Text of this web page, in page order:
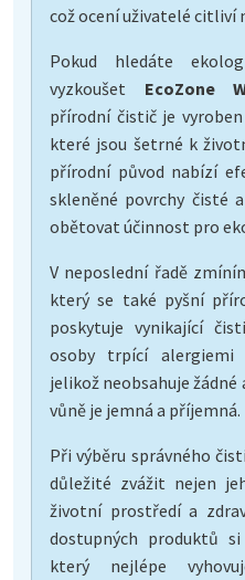
což ocení uživatelé citliví
Pokud hledáte
vyzkoušet EcoZone
přírodní čistič je
které jsou šetrné k
přírodní původ nabízí
skleněné povrchy čisté
obětovat účinnost pro
V neposlední řadě
který se také pyšní
poskytuje vynikající
osoby trpící alergiemi
jelikož neobsahuje
vůně je jemná a příjemná.
Při výběru správného
důležité zvážit nejen
životní prostředí a
dostupných produktů
který nejlépe